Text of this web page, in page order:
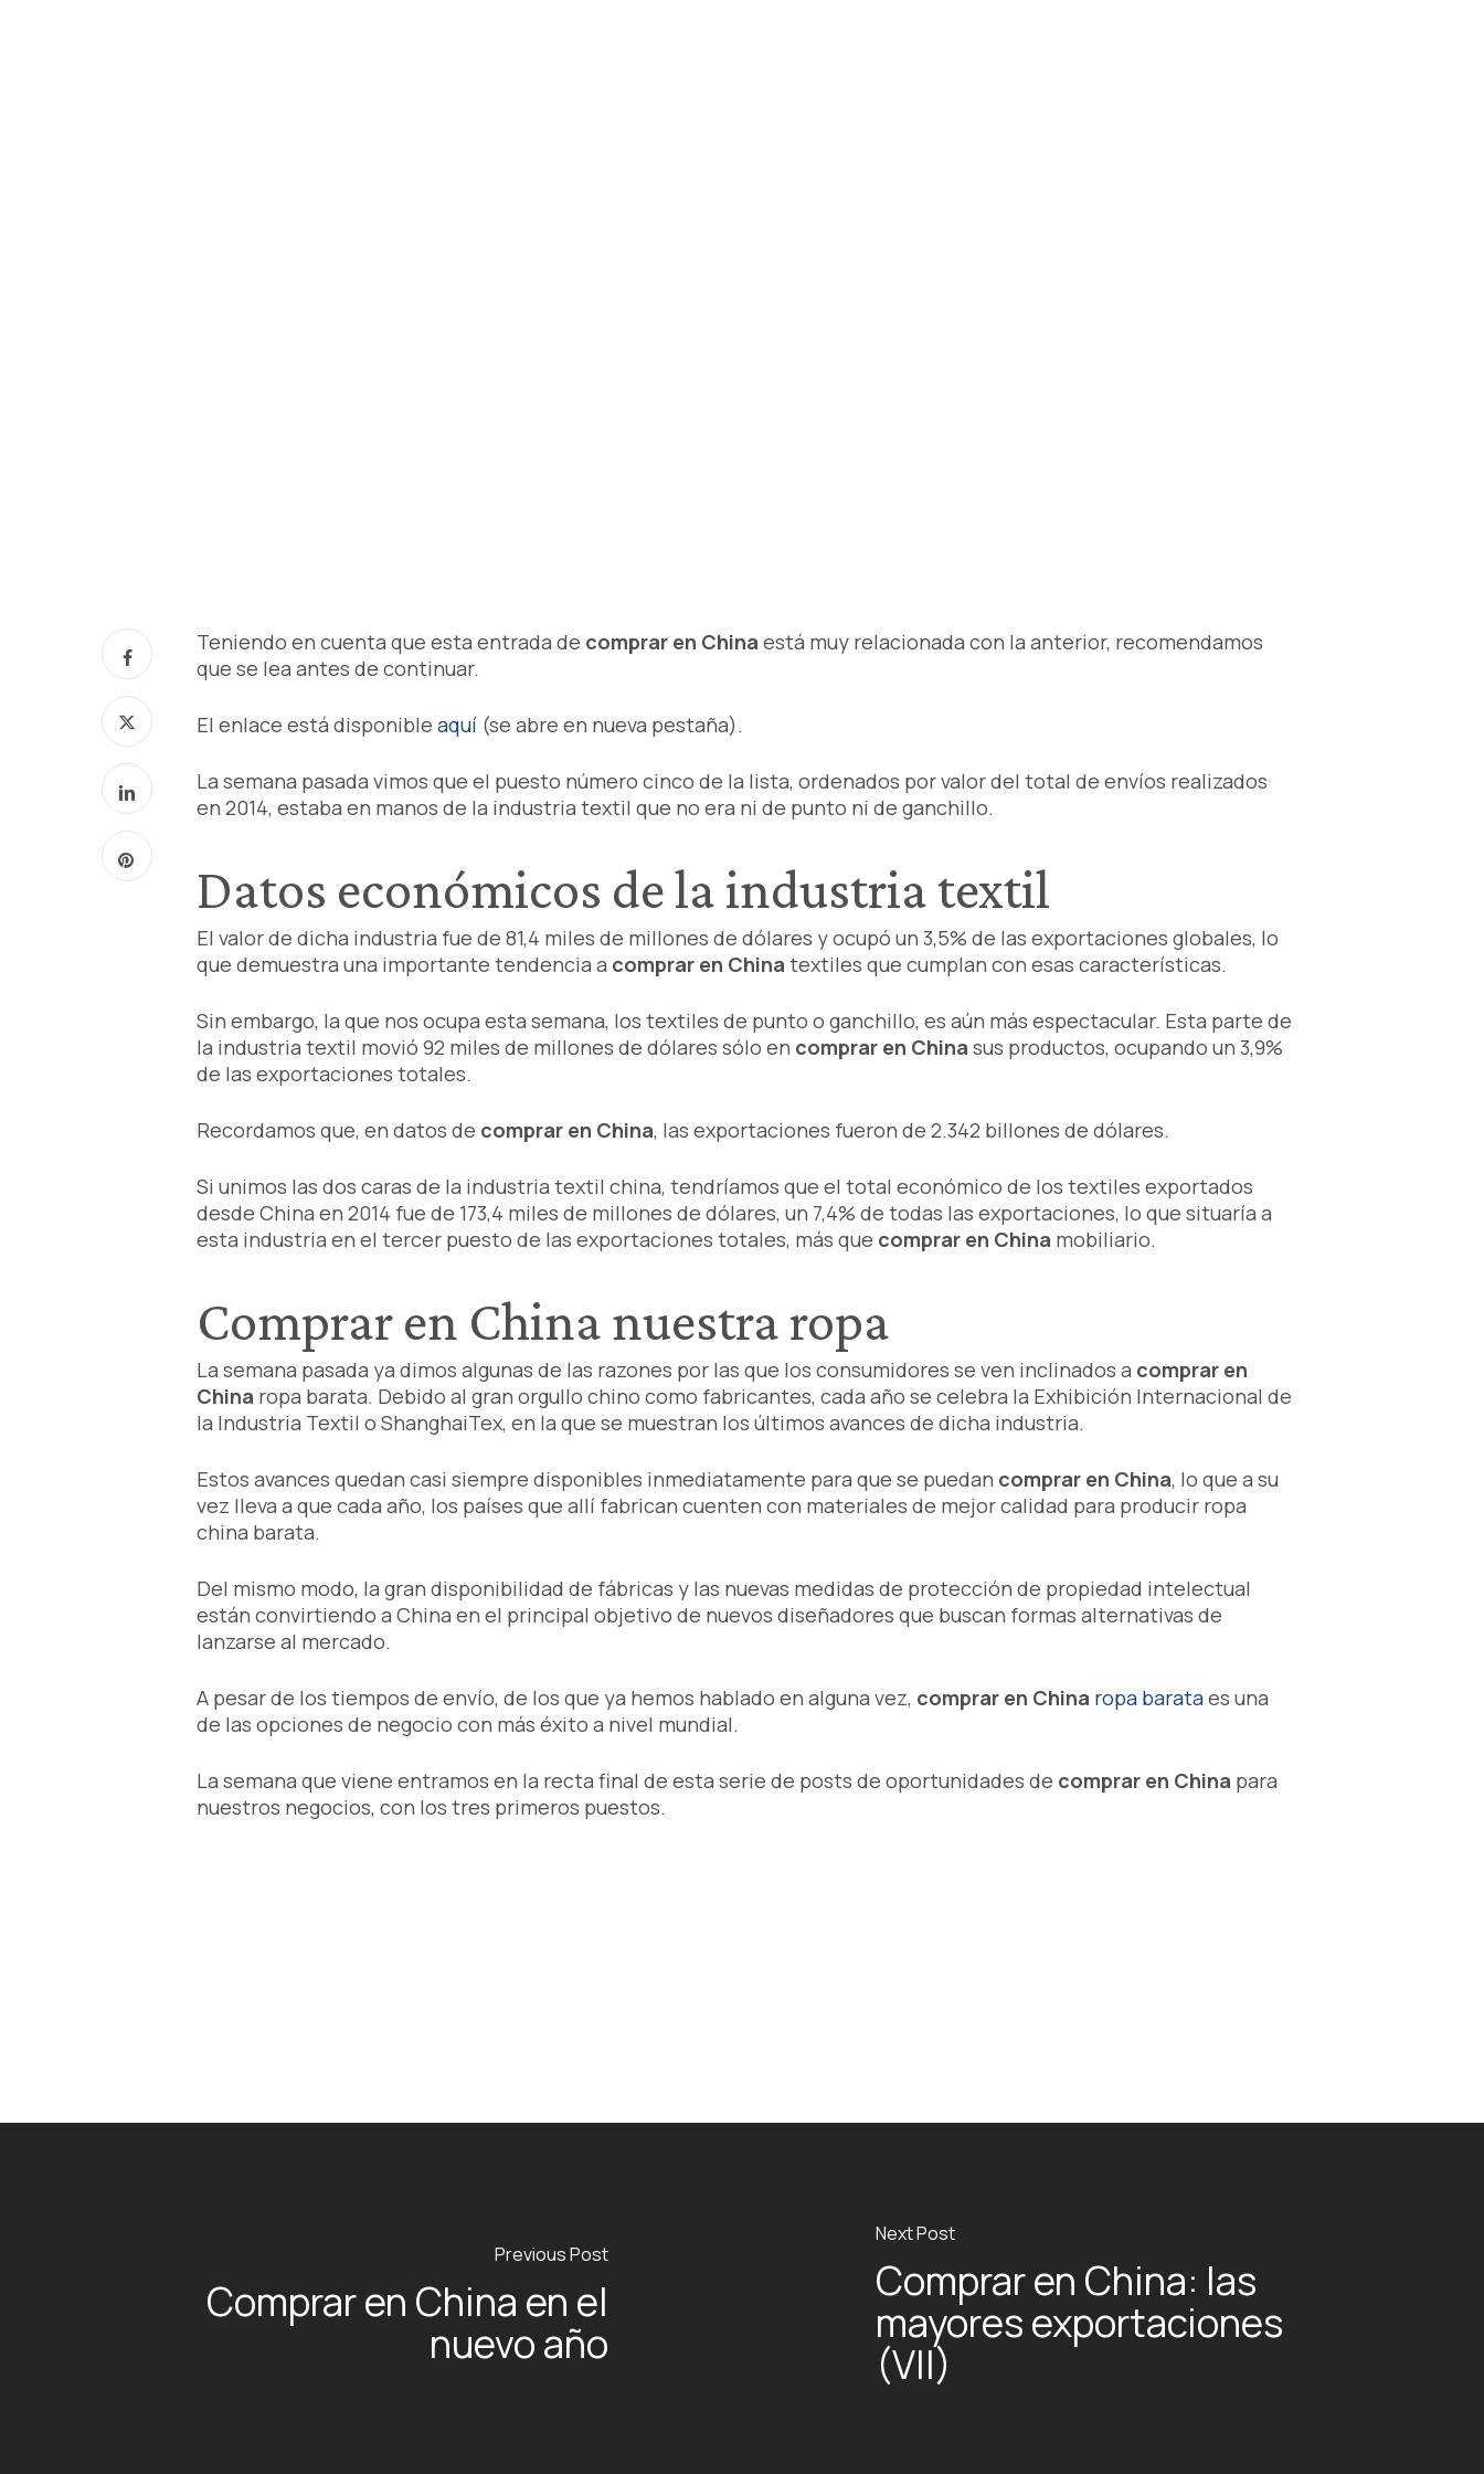
Teniendo en cuenta que esta entrada de comprar en China está muy relacionada con la anterior, recomendamos
que se lea antes de continuar.
El enlace está disponible aquí (se abre en nueva pestaña).
La semana pasada vimos que el puesto número cinco de la lista, ordenados por valor del total de envíos realizados
en 2014, estaba en manos de la industria textil que no era ni de punto ni de ganchillo.
Datos económicos de la industria textil
El valor de dicha industria fue de 81,4 miles de millones de dólares y ocupó un 3,5% de las exportaciones globales, lo
que demuestra una importante tendencia a comprar en China textiles que cumplan con esas características.
Sin embargo, la que nos ocupa esta semana, los textiles de punto o ganchillo, es aún más espectacular. Esta parte de
la industria textil movió 92 miles de millones de dólares sólo en comprar en China sus productos, ocupando un 3,9%
de las exportaciones totales.
Recordamos que, en datos de comprar en China, las exportaciones fueron de 2.342 billones de dólares.
Si unimos las dos caras de la industria textil china, tendríamos que el total económico de los textiles exportados
desde China en 2014 fue de 173,4 miles de millones de dólares, un 7,4% de todas las exportaciones, lo que situaría a
esta industria en el tercer puesto de las exportaciones totales, más que comprar en China mobiliario.
Comprar en China nuestra ropa
La semana pasada ya dimos algunas de las razones por las que los consumidores se ven inclinados a comprar en
China ropa barata. Debido al gran orgullo chino como fabricantes, cada año se celebra la Exhibición Internacional de
la Industria Textil o ShanghaiTex, en la que se muestran los últimos avances de dicha industria.
Estos avances quedan casi siempre disponibles inmediatamente para que se puedan comprar en China, lo que a su
vez lleva a que cada año, los países que allí fabrican cuenten con materiales de mejor calidad para producir ropa
china barata.
Del mismo modo, la gran disponibilidad de fábricas y las nuevas medidas de protección de propiedad intelectual
están convirtiendo a China en el principal objetivo de nuevos diseñadores que buscan formas alternativas de
lanzarse al mercado.
A pesar de los tiempos de envío, de los que ya hemos hablado en alguna vez, comprar en China ropa barataes una
de las opciones de negocio con más éxito a nivel mundial.
La semana que viene entramos en la recta final de esta serie de posts de oportunidades de comprar en China para
nuestros negocios, con los tres primeros puestos.
Previous Post
Comprar en China en el
nuevo año
Next Post
Comprar en China: las
mayores exportaciones
(VII)